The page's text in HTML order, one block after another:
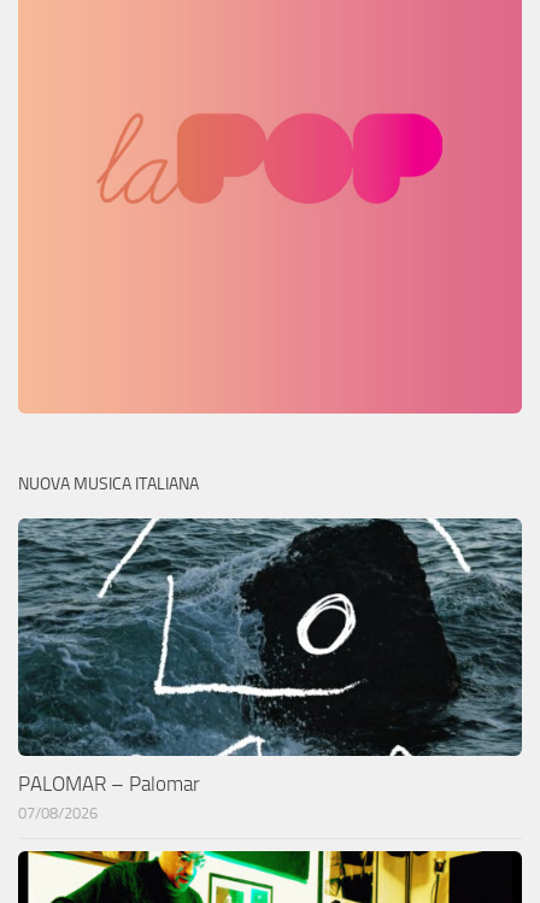
NUOVA MUSICA ITALIANA
PALOMAR – Palomar
07/08/2026